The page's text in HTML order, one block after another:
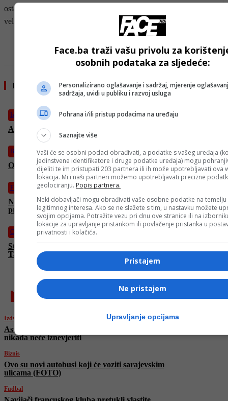
ostao čvrst: vjerovao je da je donio pravu odluku, da pripada među
velike igrače i da ima šta pokazati.
Pročitajte još
Izdvojeno
Astrolozi tvrde: Ovo su znakovi koji vas nikada neće iznevjeriti
Biznis
Ovo su novi autobusi koji će voziti sarajevskim ulicama (FOTO)
Fudbal
Navijači francuskog kluba pretukli vlastite zvijezde, oni bili
primorani uzeti bolovanje
Crna hronika
Stravične scene u Novom Sadu, vatrogasci sjekli vozila:
Taksista preminuo nakon sudara, petero povrijeđenih
najnovije
Izdvojeno
Astrolozi tvrde: Ovo su znakovi koji vas
nikada neće iznevjeriti
Biznis
Ovo su novi autobusi koji će voziti sarajevskim
ulicama (FOTO)
Fudbal
Face.ba traži vašu privolu za
osobnih podataka za sljedeće:
Personalizirano oglašavanje i sadržaj, mjerenje
sadržaja, uvidi u publiku i razvoj usluga
Pohrana i/ili pristup podacima na uređaju
Saznajte više
Vaši će se osobni podaci obrađivati, a podatke s vašeg uređaja
jedinstvene identifikatore i druge podatke uređaja) mogu
dijeliti te im pristupati 203 partnera ili ih može upotrebljavati ova
lokacija. Mi i naši partneri možemo upotrebljavati precizne
geolociranju. Popis partnera.
Neki dobavljači mogu obrađivati vaše osobne podatke na temelju
legitimnog interesa. Ako se ne slažete s tim, u nastavku možete
svojim opcijama. Potražite vezu pri dnu ove stranice ili na
lokacije za upravljanje pristankom ili povlačenje pristanka u
privatnosti i kolačića.
Pristajem
Ne pristajem
Upravljanje opcijama